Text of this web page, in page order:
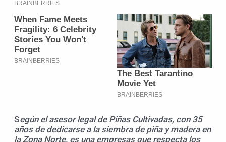
Según el asesor legal de Piñas Cultivadas, con 35
años de dedicarse a la siembra de piña y madera en
la Zona Norte, es una empresas que respecta los